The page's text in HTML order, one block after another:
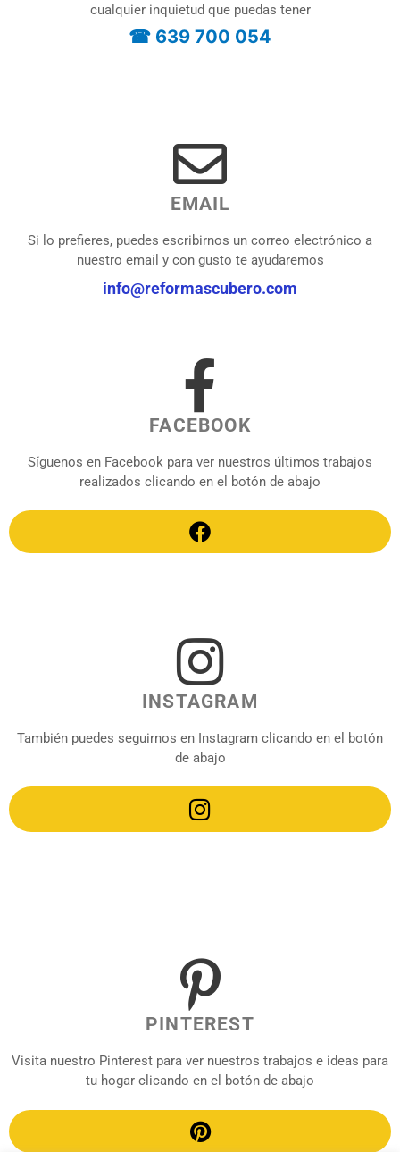
cualquier inquietud que puedas tener
☎ 639 700 054
EMAIL
Si lo prefieres, puedes escribirnos un correo electrónico a
nuestro email y con gusto te ayudaremos
info@reformascubero.com
FACEBOOK
Síguenos en Facebook para ver nuestros últimos trabajos
realizados clicando en el botón de abajo
INSTAGRAM
También puedes seguirnos en Instagram clicando en el botón
de abajo
PINTEREST
Visita nuestro Pinterest para ver nuestros trabajos e ideas para
tu hogar clicando en el botón de abajo